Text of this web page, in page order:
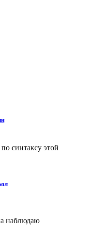
синтаксу этой
наблюдаю